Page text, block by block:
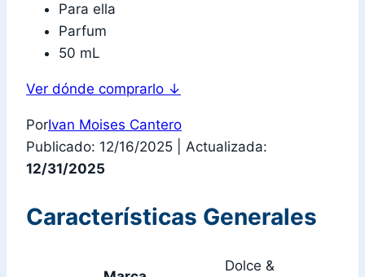
Para ella
Parfum
50 mL
Ver dónde comprarlo ↓
PorIvan Moises Cantero
Publicado: 12/16/2025
Actualizada:
12/31/2025
Características Generales
Dolce &